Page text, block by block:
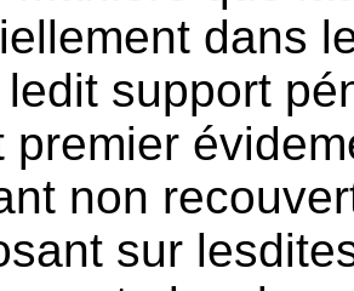
dans
support
premier
non
sur